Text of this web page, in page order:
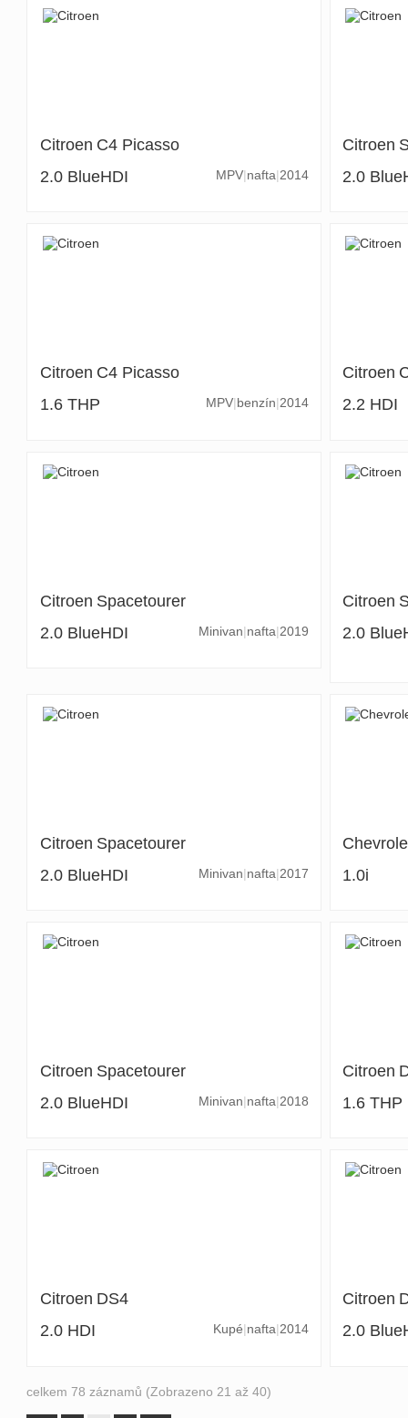
Citroen C4 Picasso
2014
2.0 BlueHDI nafta
MPV
Citroen
2.0
Citroen C4 Picasso
2014
1.6 THP benzín
MPV
Citroen
2.2 HDI
Citroen Spacetourer
2019
2.0 BlueHDI nafta
Minivan
Citroen
2.0
Citroen Spacetourer
2017
2.0 BlueHDI nafta
Minivan
1.0i
Citroen Spacetourer
2018
2.0 BlueHDI nafta
Minivan
Citroen
1.6 THP
Citroen DS4
2014
2.0 HDI nafta
Kupé
Citroen
2.0
celkem 78 záznamů (Zobrazeno 21 až 40)